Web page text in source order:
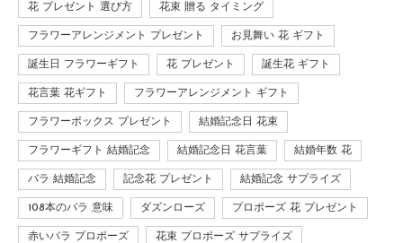
花 プレゼント 選び方 花束 贈る タイミング
フラワーアレンジメント プレゼント お見舞い 花 ギフト
誕生日 フラワーギフト 花 プレゼント 誕生花 ギフト
花言葉 花ギフト フラワーアレンジメント ギフト
フラワーボックス プレゼント 結婚記念日 花束
フラワーギフト 結婚記念 結婚記念日 花言葉 結婚年数 花
バラ 結婚記念 記念花 プレゼント 結婚記念 サプライズ
108本のバラ 意味 ダズンローズ プロポーズ 花 プレゼント
赤いバラ プロポーズ 花束 プロポーズ サプライズ